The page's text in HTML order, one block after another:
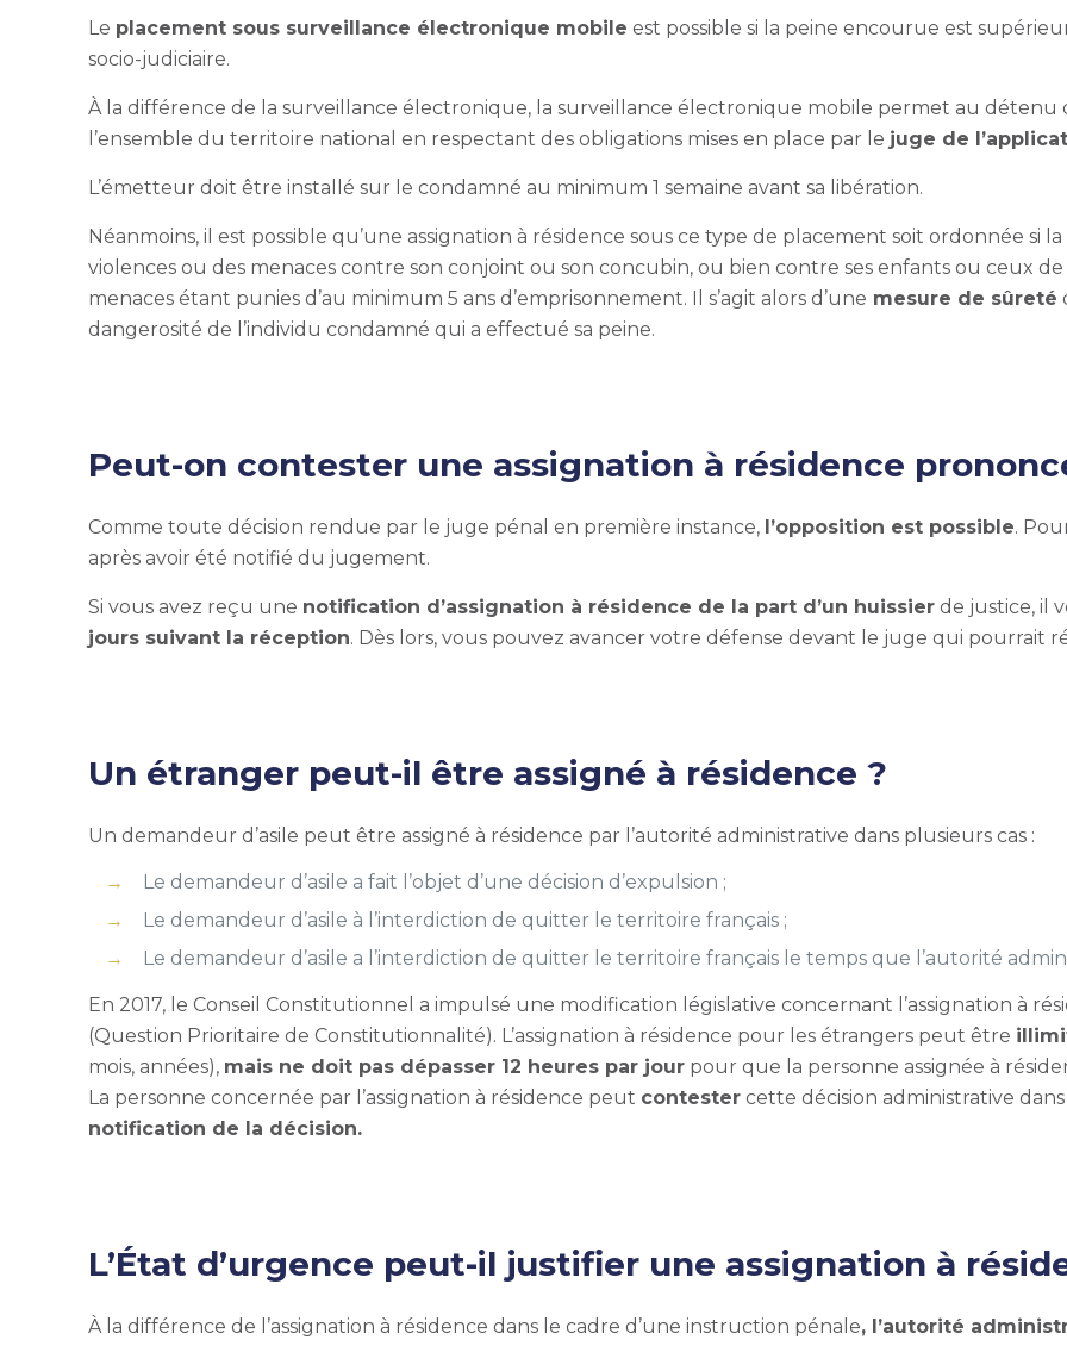
Le placement sous surveillance électronique mobile est possible si la peine encourue est
socio-judiciaire.
À la différence de la surveillance électronique, la surveillance électronique mobile permet au détenu
l’ensemble du territoire national en respectant des obligations mises en place par le juge de
L’émetteur doit être installé sur le condamné au minimum 1 semaine avant sa libération.
Néanmoins, il est possible qu’une assignation à résidence sous ce type de placement soit ordonnée si
violences ou des menaces contre son conjoint ou son concubin, ou bien contre ses enfants ou ceux de
menaces étant punies d’au minimum 5 ans d’emprisonnement. Il s’agit alors d’une mesure de sûreté
dangerosité de l’individu condamné qui a effectué sa peine.
Peut-on contester une assignation à résidence
Comme toute décision rendue par le juge pénal en première instance, l’opposition est possible.
après avoir été notifié du jugement.
Si vous avez reçu une notification d’assignation à résidence de la part d’un huissier de justice, il
jours suivant la réception. Dès lors, vous pouvez avancer votre défense devant le juge qui pourrait
Un étranger peut-il être assigné à résidence ?
Un demandeur d’asile peut être assigné à résidence par l’autorité administrative dans plusieurs cas :
Le demandeur d’asile a fait l’objet d’une décision d’expulsion ;
Le demandeur d’asile à l’interdiction de quitter le territoire français ;
Le demandeur d’asile a l’interdiction de quitter le territoire français le temps que l’autorité
En 2017, le Conseil Constitutionnel a impulsé une modification législative concernant l’assignation à
(Question Prioritaire de Constitutionnalité). L’assignation à résidence pour les étrangers peut être
mois, années), mais ne doit pas dépasser 12 heures par jour pour que la personne assignée à
La personne concernée par l’assignation à résidence peut contester cette décision administrative dans
notification de la décision.
L’État d’urgence peut-il justifier une assignation à
À la différence de l’assignation à résidence dans le cadre d’une instruction pénale, l’autorité